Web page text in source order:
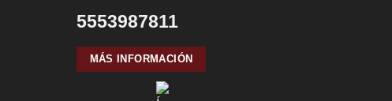
5553987811
MÁS INFORMACIÓN